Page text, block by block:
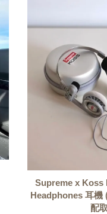
Supreme x Koss
Headphones 耳機
配